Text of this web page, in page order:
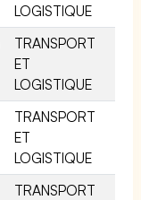
LOGISTIQUE
TRANSPORT
ET
LOGISTIQUE
TRANSPORT
ET
LOGISTIQUE
TRANSPORT